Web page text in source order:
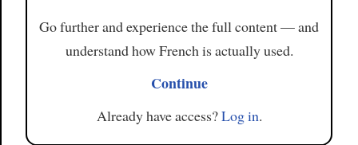
Go further and experience the full content — and
understand how French is actually used.
Continue
Already have access?Log in.